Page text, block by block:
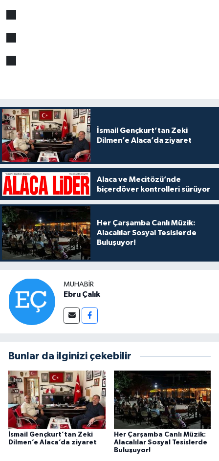
İsmail Gençkurt’tan Zeki
Dilmen’e Alaca’da ziyaret
Alaca ve Mecitözü’nde
biçerdöver kontrolleri sürüyor
Her Çarşamba Canlı Müzik:
Alacalılar Sosyal Tesislerde
Buluşuyor!
MUHABIR
Ebru Çalık
Bunlar da ilginizi çekebilir
İsmail Gençkurt’tan Zeki
Dilmen’e Alaca’da ziyaret
Her Çarşamba Canlı Müzik:
Alacalılar Sosyal Tesislerde
Buluşuyor!